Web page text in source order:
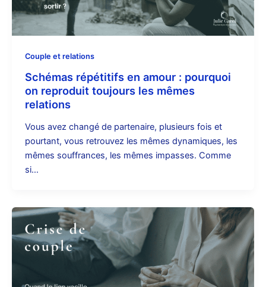
Couple et relations
Schémas répétitifs en amour : pourquoi
on reproduit toujours les mêmes
relations
Vous avez changé de partenaire, plusieurs fois et
pourtant, vous retrouvez les mêmes dynamiques, les
mêmes souffrances, les mêmes impasses. Comme
si…